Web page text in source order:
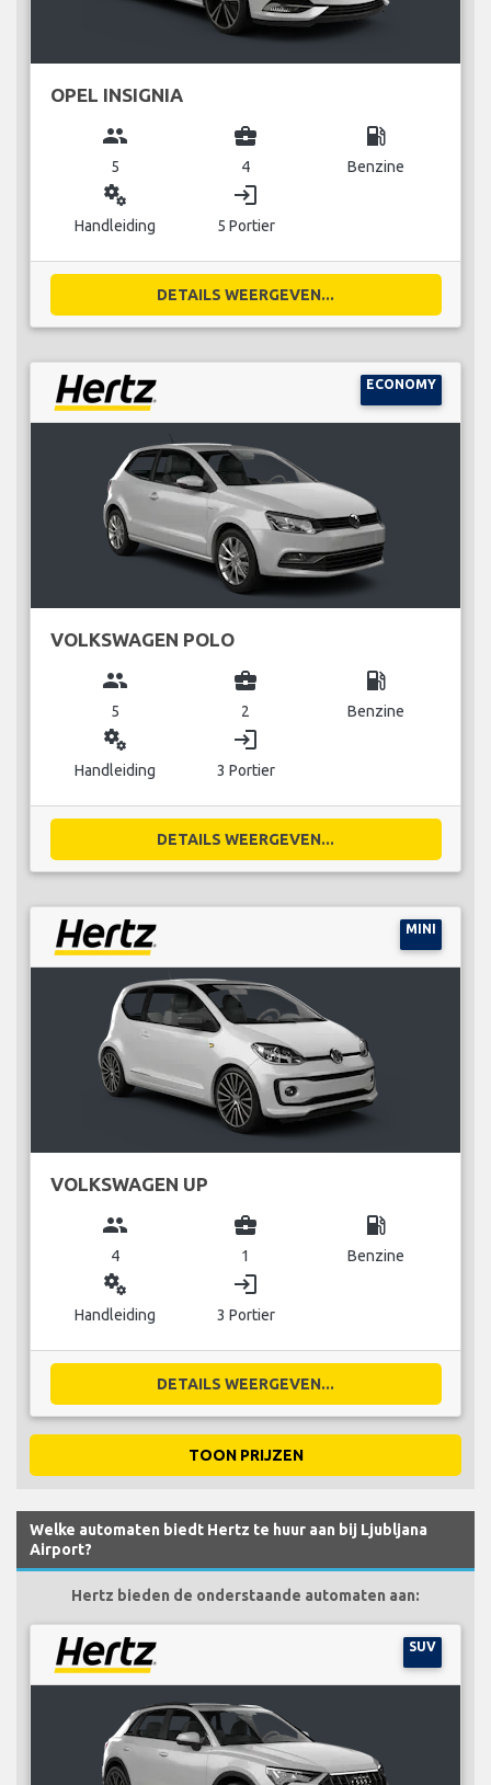
OPEL INSIGNIA
group
5
business_center
4
local_gas_station
Benzine
miscellaneous_services
Handleiding
login
5 Portier
DETAILS WEERGEVEN...
ECONOMY
VOLKSWAGEN POLO
group
5
business_center
2
local_gas_station
Benzine
miscellaneous_services
Handleiding
login
3 Portier
DETAILS WEERGEVEN...
MINI
VOLKSWAGEN UP
group
4
business_center
1
local_gas_station
Benzine
miscellaneous_services
Handleiding
login
3 Portier
DETAILS WEERGEVEN...
TOON PRIJZEN
Welke automaten biedt Hertz te huur aan bij Ljubljana
Airport?
Hertz bieden de onderstaande automaten aan:
SUV